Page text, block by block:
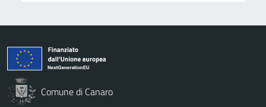
Comune di Canaro